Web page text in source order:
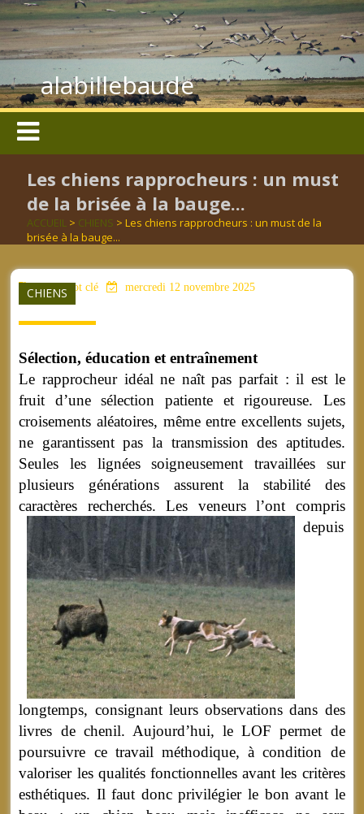
alabillebaude
Les chiens rapprocheurs : un must
de la brisée à la bauge...
ACCUEIL > CHIENS > Les chiens rapprocheurs : un must de la
brisée à la bauge...
CHIENS
aucun mot clé mercredi 12 novembre 2025
Sélection, éducation et entraînement
Le rapprocheur idéal ne naît pas parfait : il est le
fruit d’une sélection patiente et rigoureuse. Les
croisements aléatoires, même entre excellents sujets,
ne garantissent pas la transmission des aptitudes.
Seules les lignées soigneusement travaillées sur
plusieurs générations assurent la stabilité des
caractères recherchés.Les veneurs l’ont compris
depuis
longtemps, consignant leurs observations dans des
livres de chenil. Aujourd’hui, le LOF permet de
poursuivre ce travail méthodique, à condition de
valoriser les qualités fonctionnelles avant les critères
esthétiques. Il faut donc privilégier le bon avant le